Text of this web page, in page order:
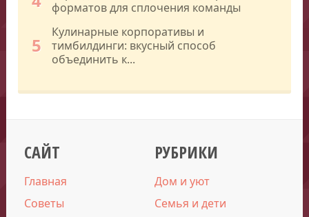
форматов для сплочения команды
5
Кулинарные корпоративы и
тимбилдинги: вкусный способ
объединить к...
САЙТ
Главная
Советы
РУБРИКИ
Дом и уют
Семья и дети